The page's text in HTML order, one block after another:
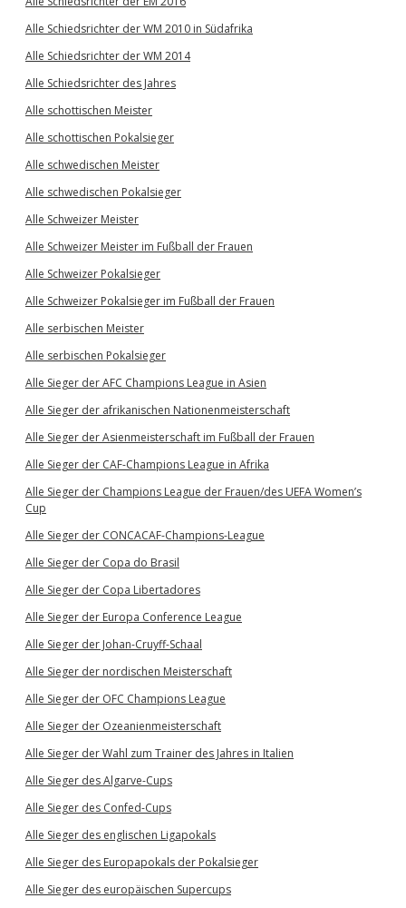
Alle Schiedsrichter der WM 2010 in Südafrika
Alle Schiedsrichter der WM 2014
Alle Schiedsrichter des Jahres
Alle schottischen Meister
Alle schottischen Pokalsieger
Alle schwedischen Meister
Alle schwedischen Pokalsieger
Alle Schweizer Meister
Alle Schweizer Meister im Fußball der Frauen
Alle Schweizer Pokalsieger
Alle Schweizer Pokalsieger im Fußball der Frauen
Alle serbischen Meister
Alle serbischen Pokalsieger
Alle Sieger der AFC Champions League in Asien
Alle Sieger der afrikanischen Nationenmeisterschaft
Alle Sieger der Asienmeisterschaft im Fußball der Frauen
Alle Sieger der CAF-Champions League in Afrika
Alle Sieger der Champions League der Frauen/des UEFA Women’s
Cup
Alle Sieger der CONCACAF-Champions-League
Alle Sieger der Copa do Brasil
Alle Sieger der Copa Libertadores
Alle Sieger der Europa Conference League
Alle Sieger der Johan-Cruyff-Schaal
Alle Sieger der nordischen Meisterschaft
Alle Sieger der OFC Champions League
Alle Sieger der Ozeanienmeisterschaft
Alle Sieger der Wahl zum Trainer des Jahres in Italien
Alle Sieger des Algarve-Cups
Alle Sieger des Confed-Cups
Alle Sieger des englischen Ligapokals
Alle Sieger des Europapokals der Pokalsieger
Alle Sieger des europäischen Supercups